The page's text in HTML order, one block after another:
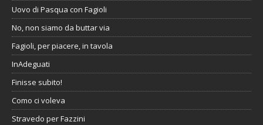
Uovo di Pasqua con Fagioli
No, non siamo da buttar via
Fagioli, per piacere, in tavola
InAdeguati
Finisse subito!
Como ci voleva
Stravedo per Fazzini